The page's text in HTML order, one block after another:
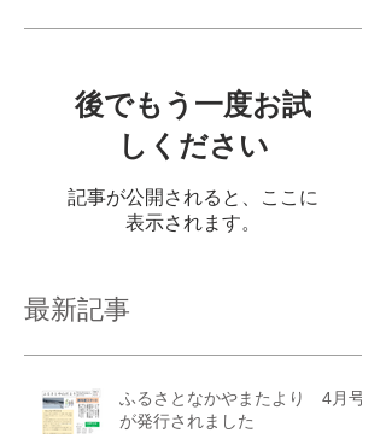
後でもう一度お試
しください
記事が公開されると、ここに
表示されます。
最新記事
ふるさとなかやまたより 4月号
が発行されました